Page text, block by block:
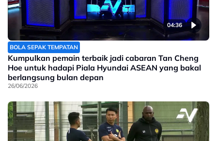
04:36
BOLA SEPAK TEMPATAN
Kumpulkan pemain terbaik jadi cabaran Tan Cheng
Hoe untuk hadapi Piala Hyundai ASEAN yang bakal
berlangsung bulan depan
26/06/2026